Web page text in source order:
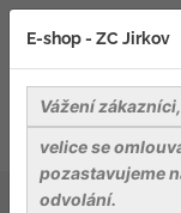
Osiva
E-shop - ZC Jirkov
Vážení zákazníci,
velice se
pozastavujeme
odvolání.